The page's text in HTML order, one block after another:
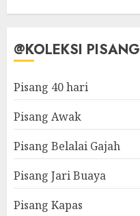
@KOLEKSI PISANG
Pisang 40 hari
Pisang Awak
Pisang Belalai Gajah
Pisang Jari Buaya
Pisang Kapas